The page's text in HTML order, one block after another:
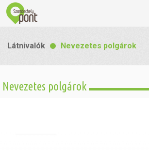
Látnivalók
Látnivalók Nevezetes polgárok
Nevezetes polgárok